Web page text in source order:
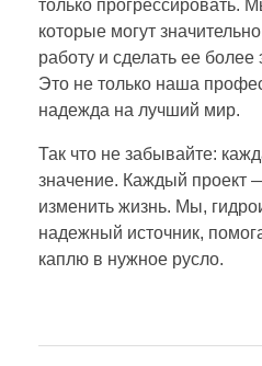
только прогрессировать.
которые могут
работу и сделать ее более
Это не только наша
надежда на лучший мир.
Так что не забывайте:
значение. Каждый проект
изменить жизнь. Мы,
надежный источник,
каплю в нужное русло.